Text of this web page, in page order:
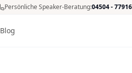
Persönliche Speaker-Beratung:04504 -
Blog